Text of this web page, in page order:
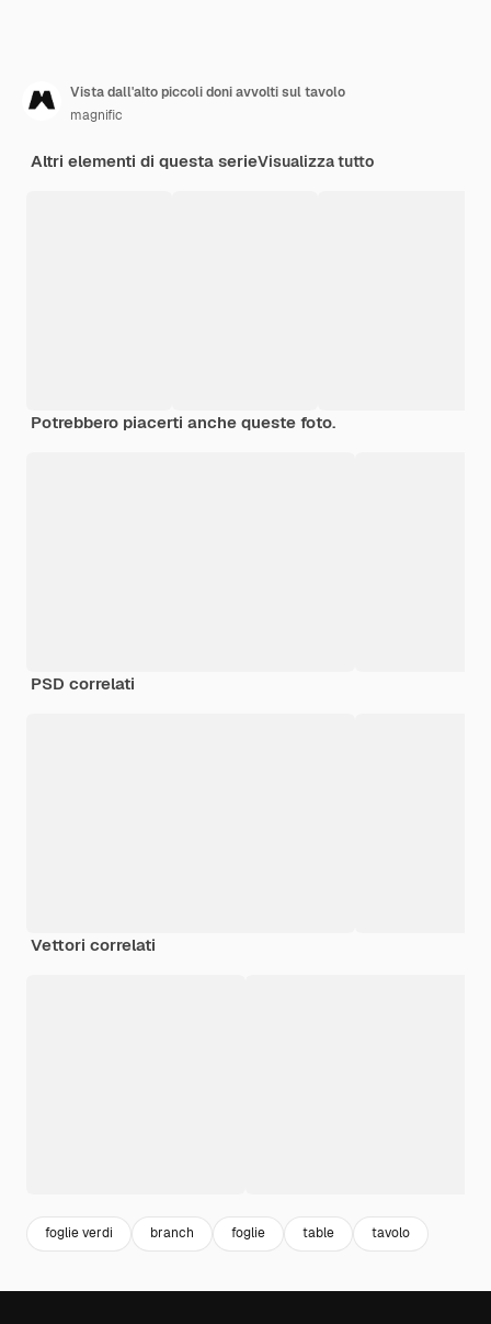
Vista dall'alto piccoli doni avvolti sul tavolo
magnific
Altri elementi di questa serieVisualizza tutto
Potrebbero piacerti anche queste foto.
PSD correlati
Vettori correlati
foglie verdi branch foglie table tavolo